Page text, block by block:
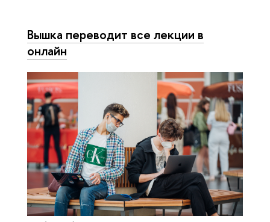
Вышка переводит все лекции в
онлайн